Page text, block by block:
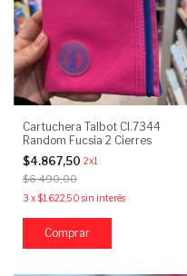
Cartuchera Talbot CI.7344
Random Fucsia 2 Cierres
$4.867,50 2x1
$6.490,00
3 x$1.622,50 sin interés